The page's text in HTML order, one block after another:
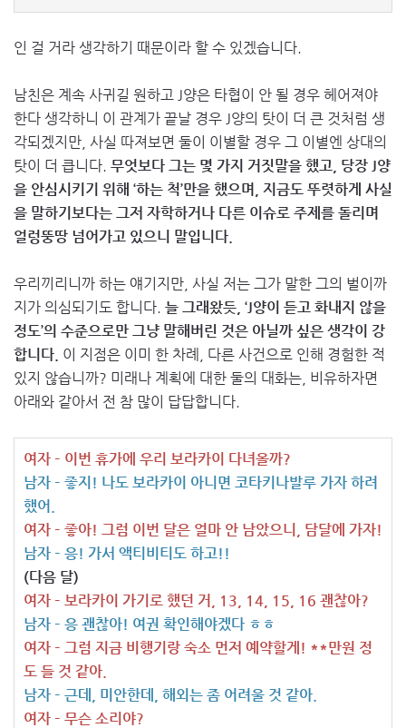
인 걸 거라 생각하기 때문이라 할 수 있겠습니다.
남친은 계속 사귀길 원하고 J양은 타협이 안 될 경우 헤어져야
한다 생각하니 이 관계가 끝날 경우 J양의 탓이 더 큰 것처럼 생
각되겠지만, 사실 따져보면 둘이 이별할 경우 그 이별엔 상대의
탓이 더 큽니다. 무엇보다 그는 몇 가지 거짓말을 했고, 당장 J양
을 안심시키기 위해 ‘하는 척’만을 했으며, 지금도 뚜렷하게 사실
을 말하기보다는 그저 자학하거나 다른 이슈로 주제를 돌리며
얼렁뚱땅 넘어가고 있으니 말입니다.
우리끼리니까 하는 얘기지만, 사실 저는 그가 말한 그의 벌이까
지가 의심되기도 합니다. 늘 그래왔듯, ‘J양이 듣고 화내지 않을
정도’의 수준으로만 그냥 말해버린 것은 아닐까 싶은 생각이 강
합니다. 이 지점은 이미 한 차례, 다른 사건으로 인해 경험한 적
있지 않습니까? 미래나 계획에 대한 둘의 대화는, 비유하자면
아래와 같아서 전 참 많이 답답합니다.
여자 – 이번 휴가에 우리 보라카이 다녀올까?
남자 – 좋지! 나도 보라카이 아니면 코타키나발루 가자 하려
했어.
여자 – 좋아! 그럼 이번 달은 얼마 안 남았으니, 담달에 가자!
남자 – 응! 가서 액티비티도 하고!!
(다음 달)
여자 – 보라카이 가기로 했던 거, 13, 14, 15, 16 괜찮아?
남자 – 응 괜찮아! 여권 확인해야겠다 ㅎㅎ
여자 – 그럼 지금 비행기랑 숙소 먼저 예약할게! **만원 정
도 들 것 같아.
남자 – 근데, 미안한데, 해외는 좀 어려울 것 같아.
여자 – 무슨 소리야?